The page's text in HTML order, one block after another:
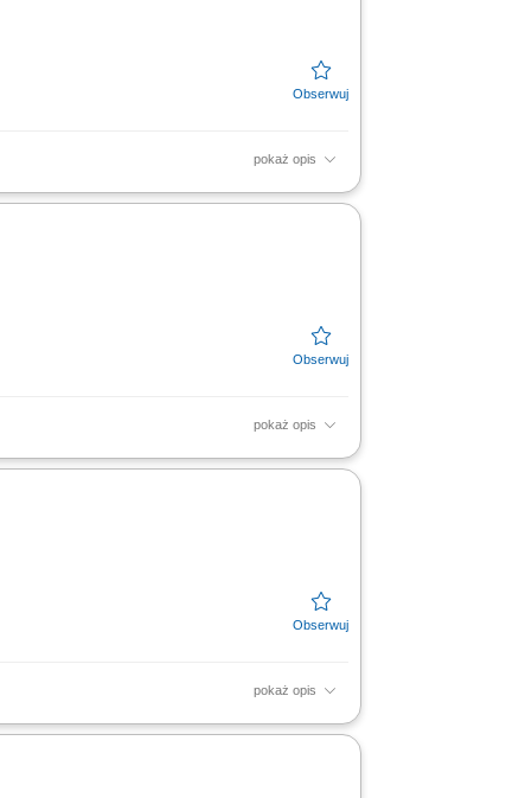
pokaż opis
celów sprzedażowych, kształtowanie
pokaż opis
relacji; Realizacja celów
pokaż opis
nowych klientów oraz